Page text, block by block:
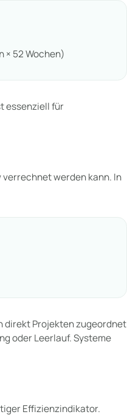
52 Wochen)
essenziell für
werden kann. In
direkt Projekten zugeordnet
oder Leerlauf. Systeme
Effizienzindikator.